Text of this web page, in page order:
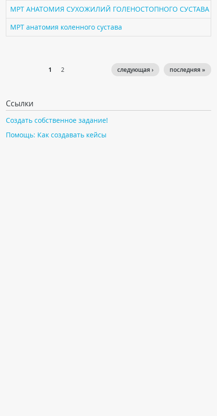
МРТ АНАТОМИЯ СУХОЖИЛИЙ ГОЛЕНОСТОПНОГО СУСТАВА
МРТ анатомия коленного сустава
1 2 последняя »
следующая ›
Ссылки
Создать собственное задание!
Помощь: Как создавать кейсы